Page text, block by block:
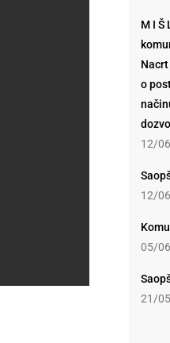
M I Š
o
12/
12/
05/
21/